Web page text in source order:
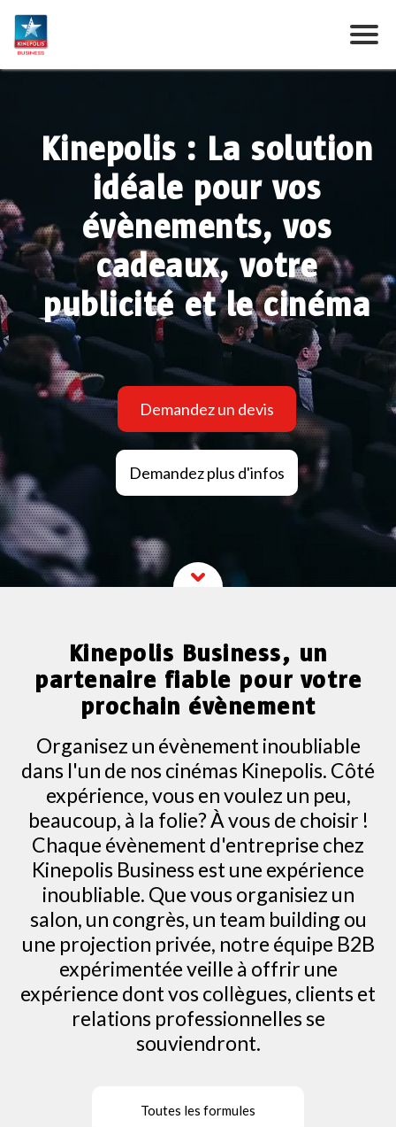
Kinepolis : La solution
idéale pour vos
évènements, vos
cadeaux, votre
publicité et le cinéma
Demandez un devis
Demandez plus d'infos
Kinepolis Business, un
partenaire fiable pour votre
prochain évènement
Organisez un évènement inoubliable
dans l'un de nos cinémas Kinepolis. Côté
expérience, vous en voulez un peu,
beaucoup, à la folie? À vous de choisir !
Chaque évènement d'entreprise chez
Kinepolis Business est une expérience
inoubliable. Que vous organisiez un
salon, un congrès, un team building ou
une projection privée, notre équipe B2B
expérimentée veille à offrir une
expérience dont vos collègues, clients et
relations professionnelles se
souviendront.
Toutes les formules